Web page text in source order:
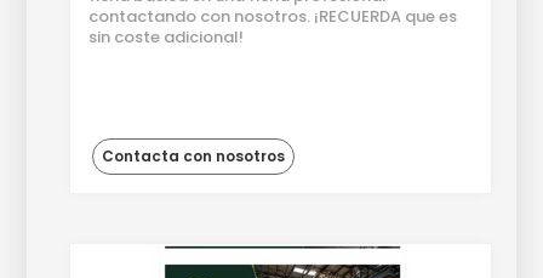
contactando con nosotros. ¡RECUERDA que es
sin coste adicional!
Contacta con nosotros